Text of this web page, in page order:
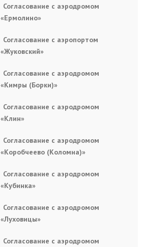
Согласование с аэродромом
«Ермолино»
Согласование с аэропортом
«Жуковский»
Согласование с аэродромом
«Кимры (Борки)»
Согласование с аэродромом
«Клин»
Согласование с аэродромом
«Коробчеево (Коломна)»
Согласование с аэродромом
«Кубинка»
Согласование с аэродромом
«Луховицы»
Согласование с аэродромом